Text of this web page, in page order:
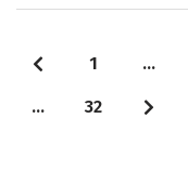
1 …
… 32